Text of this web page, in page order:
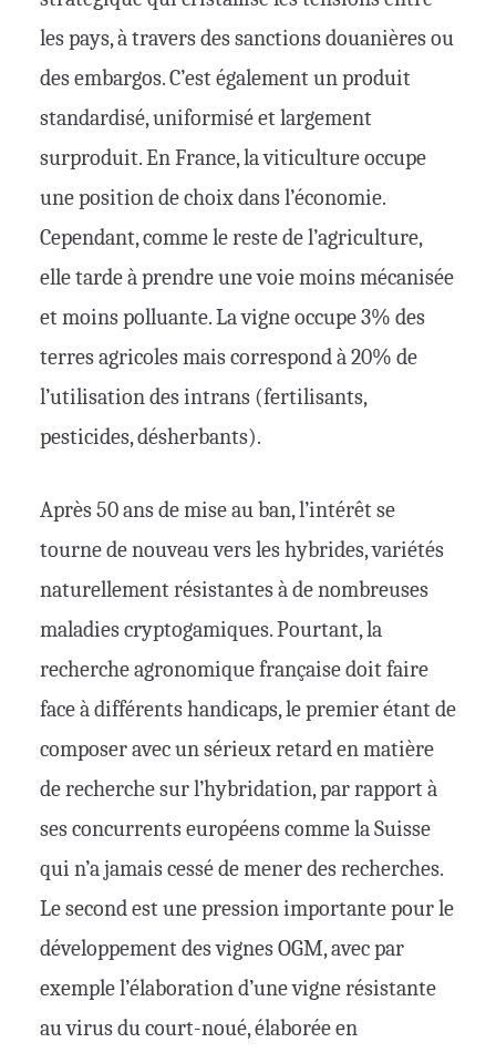
les pays, à travers des sanctions douanières ou
des embargos. C’est également un produit
standardisé, uniformisé et largement
surproduit. En France, la viticulture occupe
une position de choix dans l’économie.
Cependant, comme le reste de l’agriculture,
elle tarde à prendre une voie moins mécanisée
et moins polluante. La vigne occupe 3% des
terres agricoles mais correspond à 20% de
l’utilisation des intrans (fertilisants,
pesticides, désherbants).
Après 50 ans de mise au ban, l’intérêt se
tourne de nouveau vers les hybrides, variétés
naturellement résistantes à de nombreuses
maladies cryptogamiques. Pourtant, la
recherche agronomique française doit faire
face à différents handicaps, le premier étant de
composer avec un sérieux retard en matière
de recherche sur l’hybridation, par rapport à
ses concurrents européens comme la Suisse
qui n’a jamais cessé de mener des recherches.
Le second est une pression importante pour le
développement des vignes OGM, avec par
exemple l’élaboration d’une vigne résistante
au virus du court-noué, élaborée en